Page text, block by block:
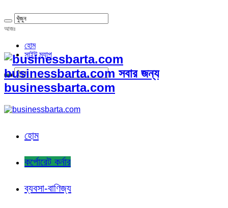
আজঃ
হোম
সাইট ম্যাপ
businessbarta.com সবার জন্য
businessbarta.com
হোম
কর্পোরেট কর্নার
ব্যবসা-বাণিজ্য